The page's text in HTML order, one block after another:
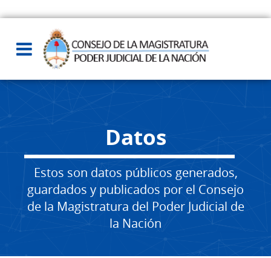
Datos
Estos son datos públicos generados,
guardados y publicados por el Consejo
de la Magistratura del Poder Judicial de
la Nación